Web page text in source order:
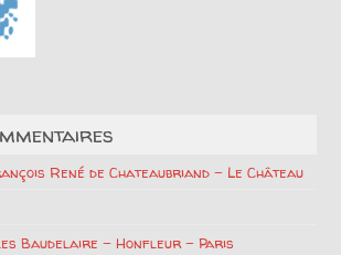
René de Chateaubriand – Le Château
Baudelaire – Honfleur – Paris